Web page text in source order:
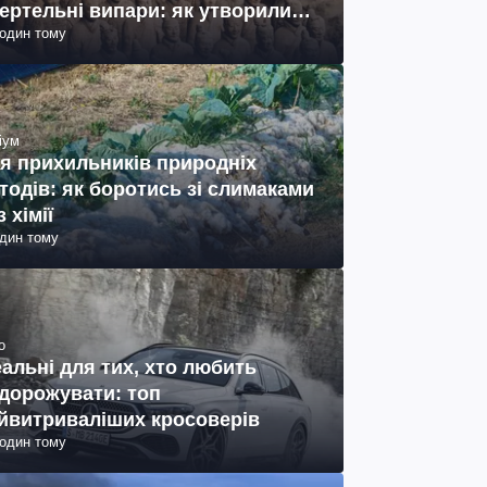
випари: як утворились
тому
прихильників природніх
як боротись зі слимаками
хімії
тому
для тих, хто любить
топ
кросоверів
тому